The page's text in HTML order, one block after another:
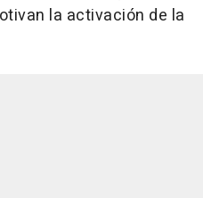
la activación de la